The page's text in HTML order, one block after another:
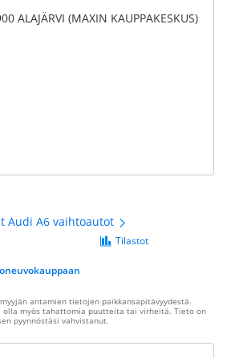
ALAJÄRVI (MAXIN KAUPPAKESKUS)
Audi A6 vaihtoautot
Tilastot
antamien tietojen paikkansapitävyydestä.
myös tahattomia puutteita tai virheitä. Tieto on
pyynnöstäsi vahvistanut.